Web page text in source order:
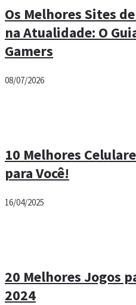
Os Melhores Sites
na Atualidade: O
Gamers
08/07/2026
10 Melhores
para Você!
16/04/2025
20 Melhores Jogos
2024